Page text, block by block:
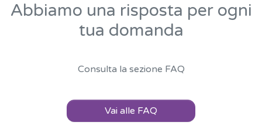
Abbiamo una risposta per ogni
tua domanda
Consulta la sezione FAQ
Vai alle FAQ